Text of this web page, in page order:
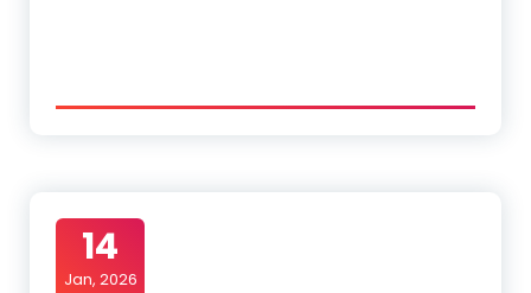
14
Jan, 2026